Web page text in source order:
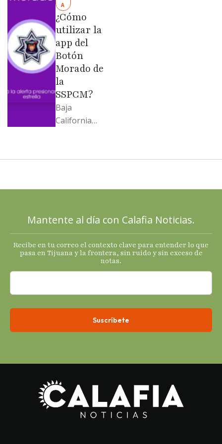
Moreno no
soportó; Los
…
A
¿Cómo
utilizar la
app del
Botón
Morado de
la
SSPCM?
Baja
California
2025 con
termómetro
s
económicos.
Mantente al día con Calafia Noticias.
Recibe en tu correo el contexto clave para entender lo que
pasa en Tijuana y la frontera, sin ruido y sin exceso de
notas.